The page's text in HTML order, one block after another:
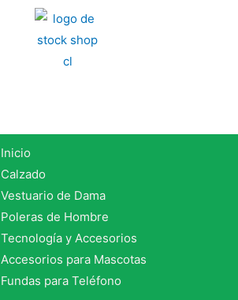
Inicio
Calzado
Vestuario de Dama
Poleras de Hombre
Tecnología y Accesorios
Accesorios para Mascotas
Fundas para Teléfono